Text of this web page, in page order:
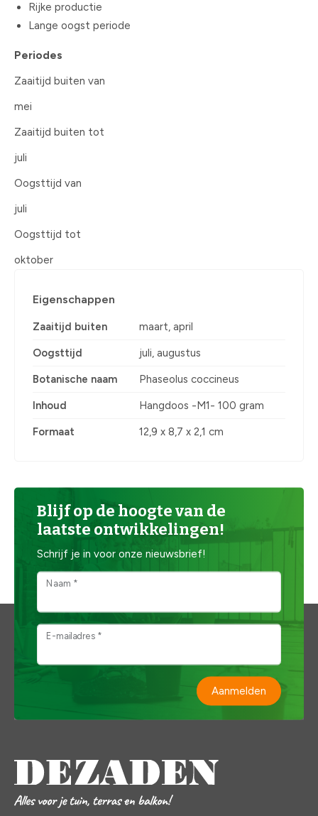
Rijke productie
Lange oogst periode
Periodes
Zaaitijd buiten van
mei
Zaaitijd buiten tot
juli
Oogsttijd van
juli
Oogsttijd tot
oktober
Eigenschappen
Zaaitijd buiten maart, april
Oogsttijd juli, augustus
Botanische naam Phaseolus coccineus
Inhoud Hangdoos -M1- 100 gram
Formaat 12,9 x 8,7 x 2,1 cm
Blijf op de hoogte van de
laatste ontwikkelingen!
Schrijf je in voor onze nieuwsbrief!
Naam *
E-mailadres *
Aanmelden